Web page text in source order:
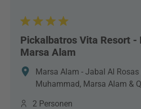
Pickalbatros Vita Resort -
Marsa Alam
Marsa Alam - Jabal Al
Muhammad, Marsa Alam &
2 Personen